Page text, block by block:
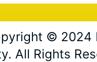
© 2024
All Rights